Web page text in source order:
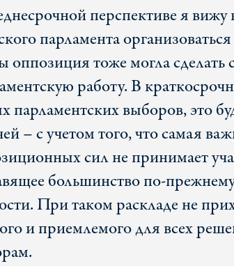
перспективе я
парламента
оппозиция тоже могла сделать
работу. В
парламентских выборов, это
– с учетом того, что самая
сил не принимает
большинство по-
При таком раскладе не
и приемлемого для всех